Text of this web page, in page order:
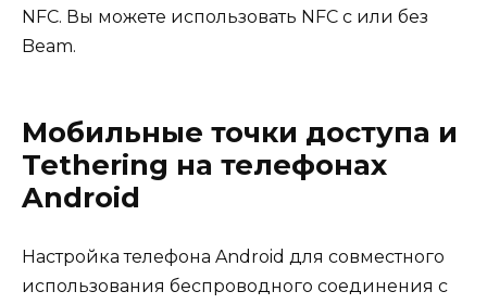
NFC. Вы можете использовать NFC с или без
Beam.
Мобильные точки доступа и
Tethering на телефонах
Android
Настройка телефона Android для совместного
использования беспроводного соединения с